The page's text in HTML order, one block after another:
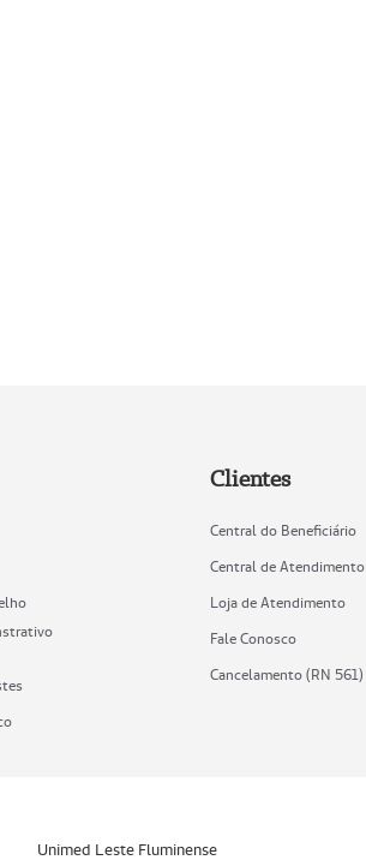
Clientes
Central do Beneficiário
Central de Atendimento
Loja de Atendimento
Fale Conosco
Cancelamento (RN 561)
Unimed Leste Fluminense